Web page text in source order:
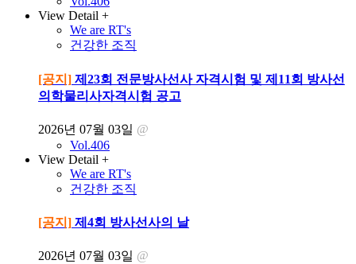
View Detail +
We are RT's
건강한 조직
[공지] 제23회 전문방사선사 자격시험 및 제11회 방사선
의학물리사자격시험 공고
2026년 07월 03일 @
Vol.406
View Detail +
We are RT's
건강한 조직
[공지] 제4회 방사선사의 날
2026년 07월 03일 @